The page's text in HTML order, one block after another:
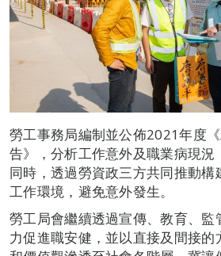
勞工事務局編制並公佈2021年度
告》，分析工作意外及職業病現況
同時，透過勞資政三方共同推動構
工作環境，避免意外發生。
勞工局會繼續透過宣傳、教育、監
力促進職安健，並以直接及間接